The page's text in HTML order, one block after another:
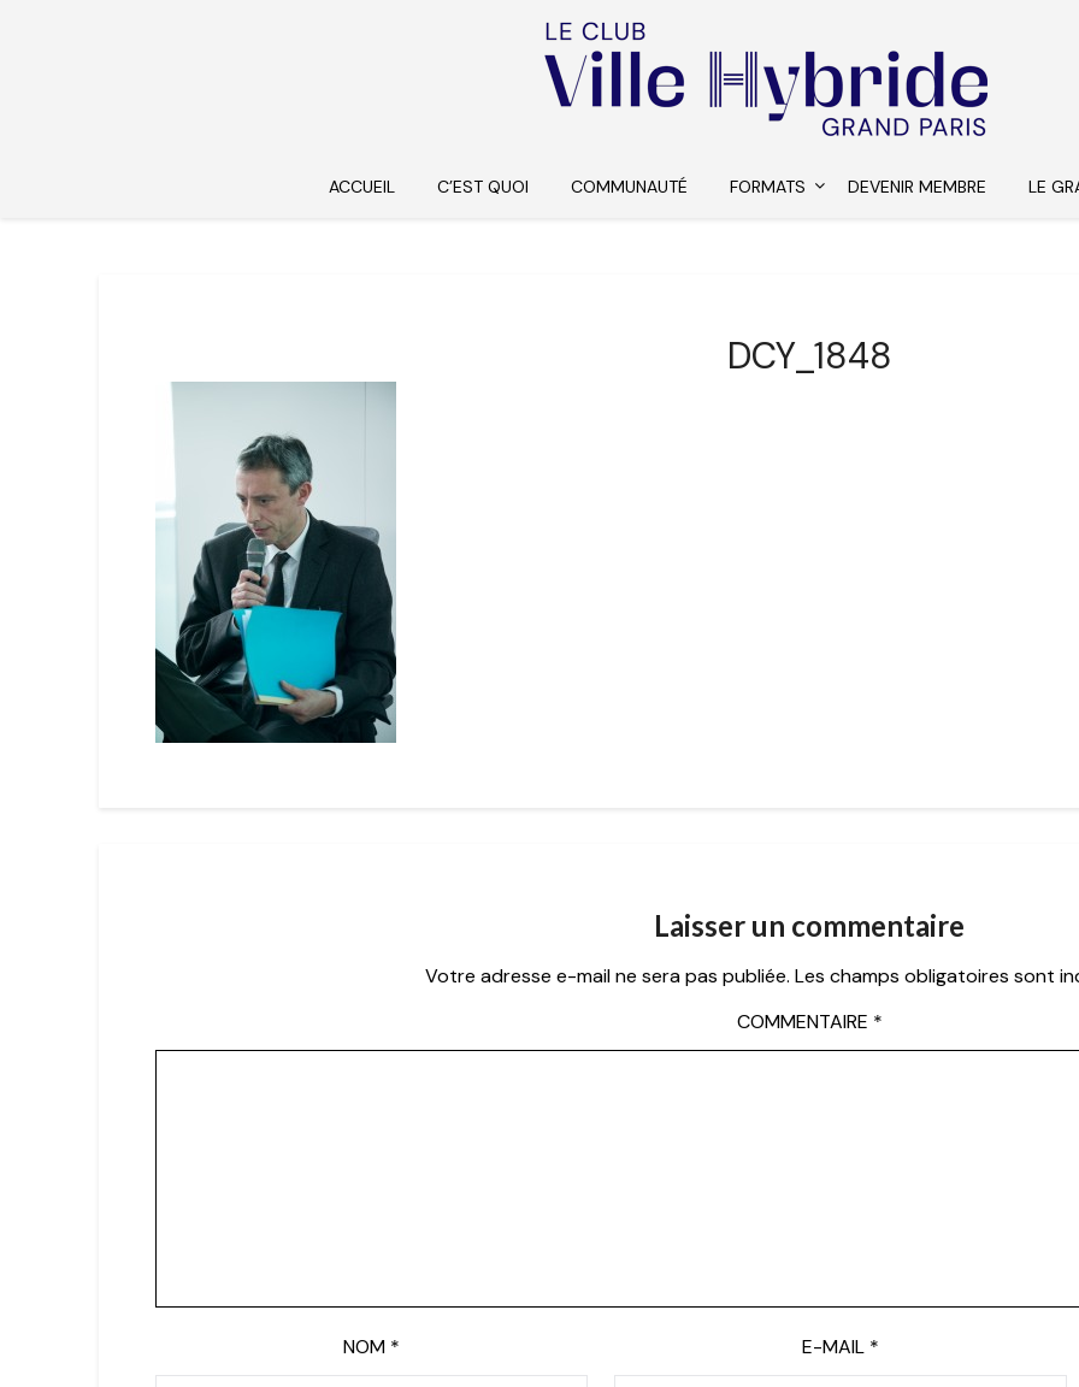
ACCUEIL C’EST QUOI COMMUNAUTÉ FORMATS DEVENIR MEMBRE LE
DCY_1848
Laisser un commentaire
Votre adresse e-mail ne sera pas publiée. Les champs obligatoires sont
COMMENTAIRE *
NOM * E-MAIL *